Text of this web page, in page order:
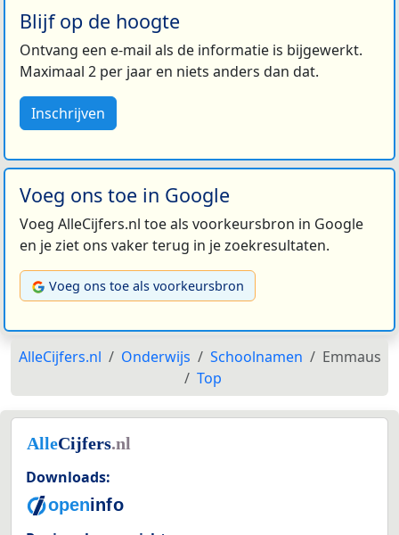
Blijf op de hoogte
Ontvang een e-mail als de informatie is bijgewerkt.
Maximaal 2 per jaar en niets anders dan dat.
Inschrijven
Voeg ons toe in Google
Voeg AlleCijfers.nl toe als voorkeursbron in Google
en je ziet ons vaker terug in je zoekresultaten.
Voeg ons toe als voorkeursbron
AlleCijfers.nl Onderwijs Schoolnamen
Emmaus
Top
Downloads: